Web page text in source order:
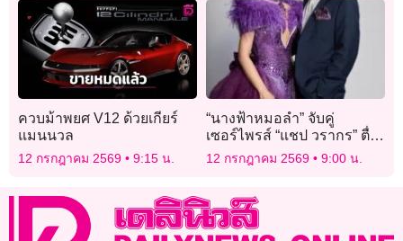
ควบม้าพยศ V12 ด้วยเกียร์
แมนนวล
12 กรกฎาคม 2569 9:15 น.
“นางฟ้าหมอลำ” จับคู่
เซอร์ไพรส์ “แชป วรากร” ตื่น
เต้น ประกบหมอลำดาวรุ่ง
“ยูกิ เพ็ญผกา”
12 กรกฎาคม 2569 9:00 น.